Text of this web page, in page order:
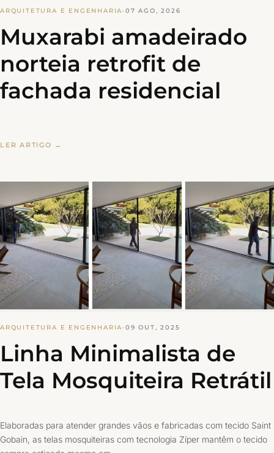
ARQUITETURA E ENGENHARIA·07 AGO, 2026
Muxarabi amadeirado
norteia retrofit de
fachada residencial
LER ARTIGO →
ARQUITETURA E ENGENHARIA·09 OUT, 2025
Linha Minimalista de
Tela Mosquiteira Retrátil
Elaboradas para atender grandes vãos e fabricadas com tecido Saint
Gobain, as telas mosquiteiras com tecnologia Zíper mantêm o tecido